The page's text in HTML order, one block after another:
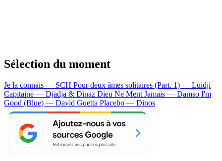
Sélection du moment
Je la connais — SCH Pour deux âmes solitaires (Part. 1) — Luidji
Capitaine — Djadja & Dinaz Dieu Ne Ment Jamais — Damso I'm
Good (Blue) — David Guetta Placebo — Dinos